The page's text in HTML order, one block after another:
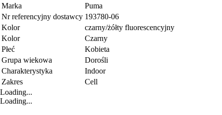
Marka
Puma
Nr referencyjny dostawcy 193780-06
Kolor
czarny/żółty fluorescencyjny
Kolor
Czarny
Płeć
Kobieta
Grupa wiekowa
Dorośli
Charakterystyka
Indoor
Zakres
Cell
Loading...
Loading...